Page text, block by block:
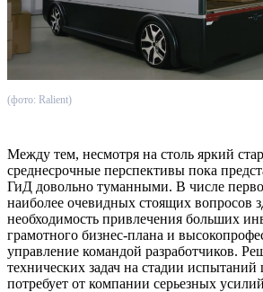
(фото: Ralient)
Между тем, несмотря на столь яркий
среднесрочные перспективы пока
ГиД довольно туманными. В числе
наиболее очевидных стоящих вопросов
необходимость привлечения больших
грамотного бизнес-плана и
управление командой разработчиков.
технических задач на стадии испытаний
потребует от компании серьезных